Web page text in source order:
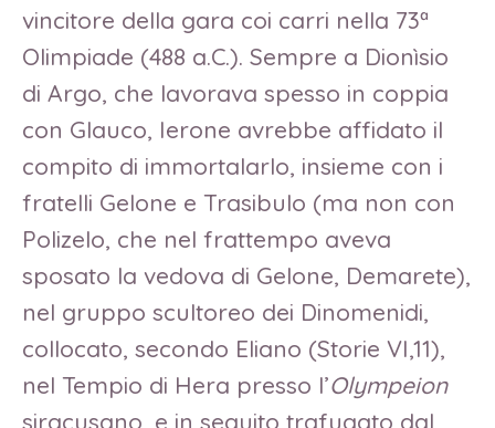
vincitore della gara coi carri nella 73ª
Olimpiade (488 a.C.). Sempre a Dionìsio
di Argo, che lavorava spesso in coppia
con Glauco, Ierone avrebbe affidato il
compito di immortalarlo, insieme con i
fratelli Gelone e Trasibulo (ma non con
Polizelo, che nel frattempo aveva
sposato la vedova di Gelone, Demarete),
nel gruppo scultoreo dei Dinomenidi,
collocato, secondo Eliano (Storie VI,11),
nel Tempio di Hera presso l’Olympeion
siracusano, e in seguito trafugato dal